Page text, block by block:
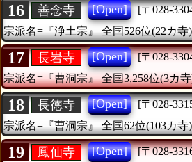
16 善念寺 [Open] [〒028-
宗派名=『浄土宗』
全国526位(22カ寺
17 長岩寺 [Open] [〒028-
宗派名=『曹洞宗』 全国3,258位(3カ
18 長徳寺 [Open] [〒028-
宗派名=『曹洞宗』
全国62位(103カ寺
19 鳳仙寺 [Open] [〒028-